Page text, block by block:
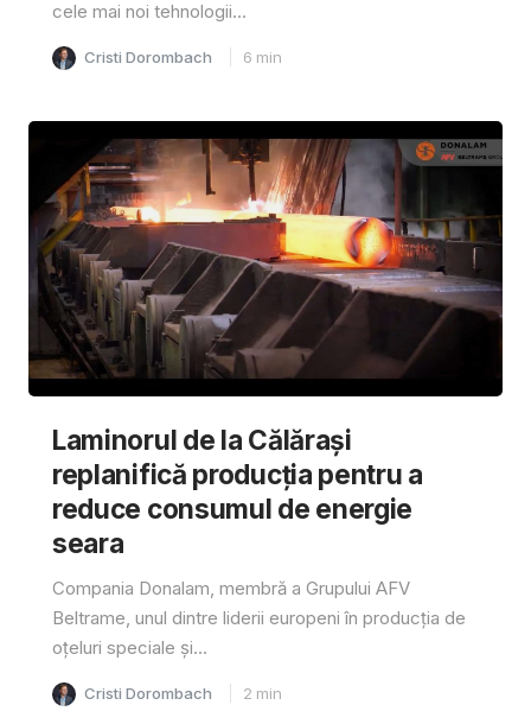
cele mai noi tehnologii...
Cristi Dorombach 6 min
Laminorul de la Călărași
replanifică producția pentru a
reduce consumul de energie
seara
Compania Donalam, membră a Grupului AFV
Beltrame, unul dintre liderii europeni în producția de
oțeluri speciale și...
Cristi Dorombach 2 min